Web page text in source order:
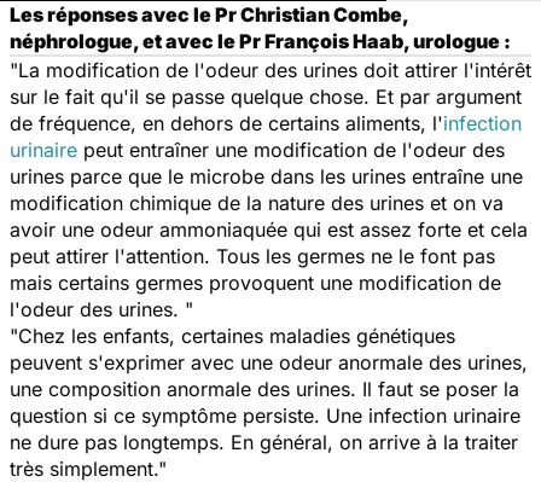
Les réponses avec le Pr Christian Combe,
néphrologue, et avec le Pr François Haab, urologue :
"La modification de l'odeur des urines doit attirer l'intérêt
sur le fait qu'il se passe quelque chose. Et par argument
de fréquence, en dehors de certains aliments, l'infection
urinaire peut entraîner une modification de l'odeur des
urines parce que le microbe dans les urines entraîne une
modification chimique de la nature des urines et on va
avoir une odeur ammoniaquée qui est assez forte et cela
peut attirer l'attention. Tous les germes ne le font pas
mais certains germes provoquent une modification de
l'odeur des urines. "
"Chez les enfants, certaines maladies génétiques
peuvent s'exprimer avec une odeur anormale des urines,
une composition anormale des urines. Il faut se poser la
question si ce symptôme persiste. Une infection urinaire
ne dure pas longtemps. En général, on arrive à la traiter
très simplement."